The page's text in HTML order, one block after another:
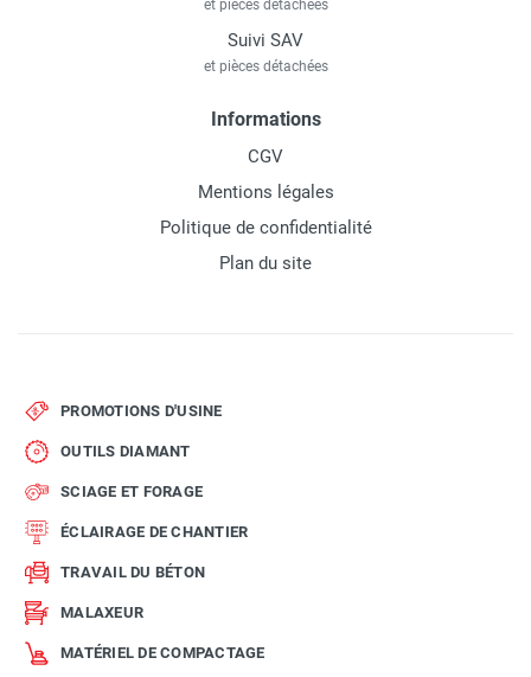
et pièces détachées
Suivi SAV
et pièces détachées
Informations
CGV
Mentions légales
Politique de confidentialité
Plan du site
PROMOTIONS D'USINE
OUTILS DIAMANT
SCIAGE ET FORAGE
ÉCLAIRAGE DE CHANTIER
TRAVAIL DU BÉTON
MALAXEUR
MATÉRIEL DE COMPACTAGE